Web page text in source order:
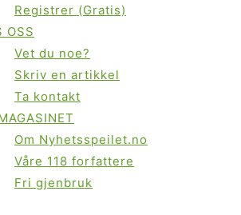
Registrer (Gratis)
OSS
Vet du noe?
Skriv en artikkel
Ta kontakt
Om Nyhetsspeilet.no
Våre 118 forfattere
Fri gjenbruk